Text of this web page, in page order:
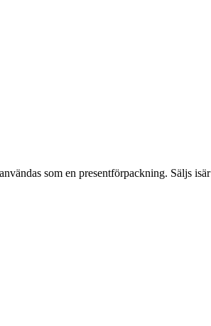
som en presentförpackning. Säljs isär